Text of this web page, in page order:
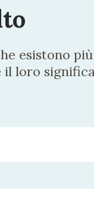
esistono
loro